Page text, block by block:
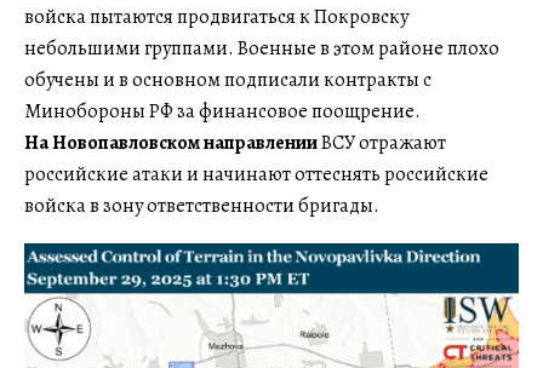
войска пытаются продвигаться к Покровску
небольшими группами. Военные в этом районе плохо
обучены и в основном подписали контракты с
Минобороны РФ за финансовое поощрение.
На Новопавловском направленииВСУ отражают
российские атаки и начинают оттеснять российские
войска в зону ответственности бригады.